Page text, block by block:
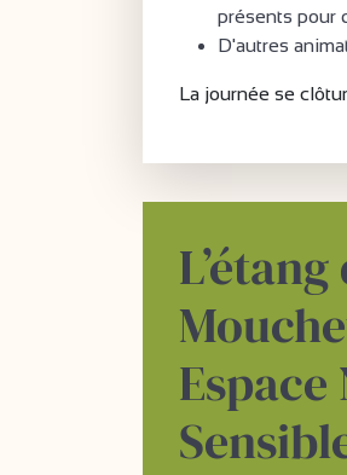
présents pour
D'autres
La journée se